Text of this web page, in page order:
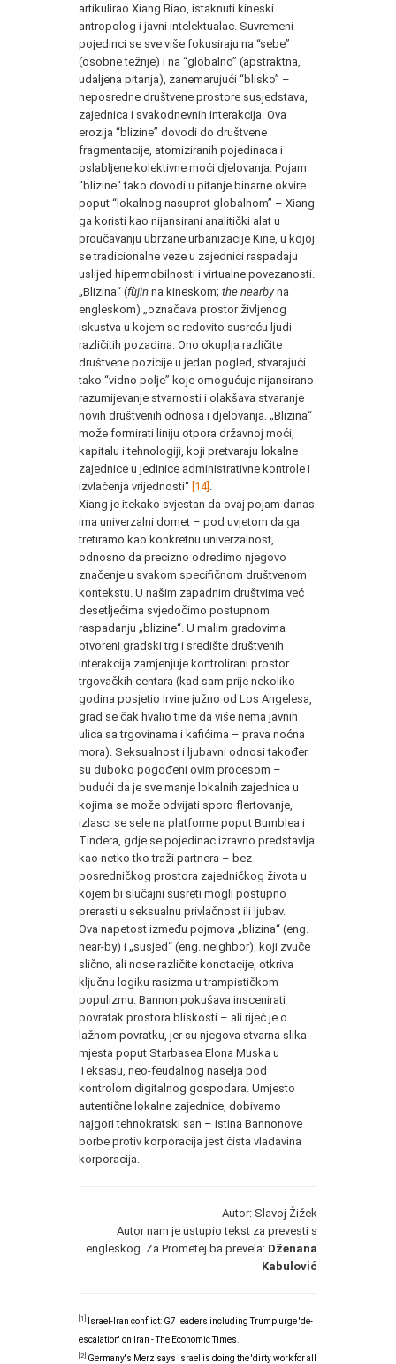
artikulirao Xiang Biao, istaknuti kineski
antropolog i javni intelektualac. Suvremeni
pojedinci se sve više fokusiraju na “sebe”
(osobne težnje) i na “globalno” (apstraktna,
udaljena pitanja), zanemarujući “blisko” –
neposredne društvene prostore susjedstava,
zajednica i svakodnevnih interakcija. Ova
erozija “blizine” dovodi do društvene
fragmentacije, atomiziranih pojedinaca i
oslabljene kolektivne moći djelovanja. Pojam
“blizine“ tako dovodi u pitanje binarne okvire
poput “lokalnog nasuprot globalnom” – Xiang
ga koristi kao nijansirani analitički alat u
proučavanju ubrzane urbanizacije Kine, u kojoj
se tradicionalne veze u zajednici raspadaju
uslijed hipermobilnosti i virtualne povezanosti.
„Blizina“ (fùjìn na kineskom; the nearbyna
engleskom) „označava prostor življenog
iskustva u kojem se redovito susreću ljudi
različitih pozadina. Ono okuplja različite
društvene pozicije u jedan pogled, stvarajući
tako “vidno polje” koje omogućuje nijansirano
razumijevanje stvarnosti i olakšava stvaranje
novih društvenih odnosa i djelovanja. „Blizina“
može formirati liniju otpora državnoj moći,
kapitalu i tehnologiji, koji pretvaraju lokalne
zajednice u jedinice administrativne kontrole i
izvlačenja vrijednosti“ [14]
Xiang je itekako svjestan da ovaj pojam danas
ima univerzalni domet – pod uvjetom da ga
tretiramo kao konkretnu univerzalnost,
odnosno da precizno odredimo njegovo
značenje u svakom specifičnom društvenom
kontekstu. U našim zapadnim društvima već
desetljećima svjedočimo postupnom
raspadanju „blizine“. U malim gradovima
otvoreni gradski trg i središte društvenih
interakcija zamjenjuje kontrolirani prostor
trgovačkih centara (kad sam prije nekoliko
godina posjetio Irvine južno od Los Angelesa,
grad se čak hvalio time da više nema javnih
ulica sa trgovinama i kafićima – prava noćna
mora). Seksualnost i ljubavni odnosi također
su duboko pogođeni ovim procesom –
budući da je sve manje lokalnih zajednica u
kojima se može odvijati sporo flertovanje,
izlasci se sele na platforme poput Bumblea i
Tindera, gdje se pojedinac izravno predstavlja
kao netko tko traži partnera – bez
posredničkog prostora zajedničkog života u
kojem bi slučajni susreti mogli postupno
prerasti u seksualnu privlačnost ili ljubav.
Ova napetost između pojmova „blizina“ (eng.
near-by) i „susjed“ (eng. neighbor), koji zvuče
slično, ali nose različite konotacije, otkriva
ključnu logiku rasizma u trampističkom
populizmu. Bannon pokušava inscenirati
povratak prostora bliskosti – ali riječ je o
lažnom povratku, jer su njegova stvarna slika
mjesta poput Starbasea Elona Muska u
Teksasu, neo-feudalnog naselja pod
kontrolom digitalnog gospodara. Umjesto
autentične lokalne zajednice, dobivamo
najgori tehnokratski san – istina Bannonove
borbe protiv korporacija jest čista vladavina
korporacija.
Autor: Slavoj Žižek
Autor nam je ustupio tekst za prevesti s
engleskog. Za Prometej.ba prevela: Dženana
Kabulović
[1]
Israel-Iran conflict: G7 leaders including Trump urge 'de-
escalation' on Iran - The Economic Times
[2] Germany's Merz says Israel is doing the 'dirty work for all